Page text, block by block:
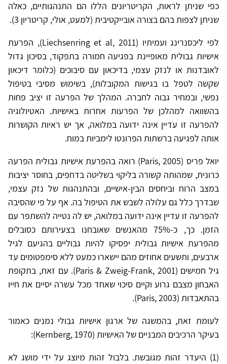
כפי שניתן לראות, הקריטריונים הללו הם התנהגותיים, כאלה
שניתן לצפות בהם בצורה אובייקטיבית (למעט, אולי, קריטריון 3).
לפי ליכסנרינג ועמיתיו (Liechsenring et al, 2011), הפרעת
אישיות גבולית מאופיינת בפגיעה חמורה בתפקוד, בסיכון גדול
לאובדנות או לנזק עצמי, בדיכאון עם סיבוכים (כלומר דיכאון
שקשה לטפל בו בגישות המקובלות), בשימוש מסיבי בטיפול
נפשי, ובמחיר גבוה לחברה. המהלך של הפרעה זו יציב פחות
בהשוואה למהלכן של הפרעות אחרות באישיות. האטיולוגיה
להפרעה זו עדיין אינה ידועה במלואה, אך יש ראיות הקושרות
אותה לפגיעה ברשתות הפרונטו לימביות במוח.
יואל פריס (Paris, 2005) רואה בהפרעת אישיות גבולית הפרעה
כרונית, שמהותה קשורה בליקוי בשליטה בדחפים, בחוסר יציבות
במצב הרוח וביחסים הבין-אישיים, ובהתנהגות של נזק עצמי,
שבדרך כלל גם עלולה לשבש את הטיפול בה. אף על פי שהסיבה
להפרעה זו עדיין אינה ידועה במלואה, יש לה נטייה להשתפר עם
הזמן. כך, כ-75% מהאנשים שאובחנו בצעירותם כסובלים
מהפרעת אישיות גבולית יפסיקו להיות גבוליים בהגיעם לגיל
ארבעים, ותשעים אחוזים מהם יישארו כמעט ללא סימפטומים עד
גיל חמישים (Paris & Zweig-Frank, 2001). עם זאת, בתקופת
האבחון מצבם גרוע וקיים סיכוי שאחד מכל עשרה יסיים את חייו
בהתאבדות (Paris, 2003).
לעומת זאת, בהמשגה של ארגון אישיות גבולי נמנים כאמור
בעיקר הרכיבים המבניים של האישיות (Kernberg, 1970):
(1) היעדר זהות מגובשת. בלבול זהות מיוצג על ידי מושג לא